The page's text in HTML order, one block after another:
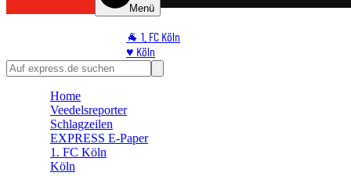
Menü
🐐 1. FC Köln
♥️ Köln
⭐ Promi
🛒 Shoppingwelt
Home
Veedelsreporter
Schlagzeilen
EXPRESS E-Paper
1. FC Köln
Köln